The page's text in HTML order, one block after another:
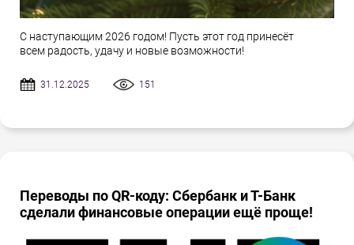
С наступающим 2026 годом! Пусть этот год принесёт
всем радость, удачу и новые возможности!
31.12.2025 151
Переводы по QR-коду: Сбербанк и Т-Банк
сделали финансовые операции ещё проще!